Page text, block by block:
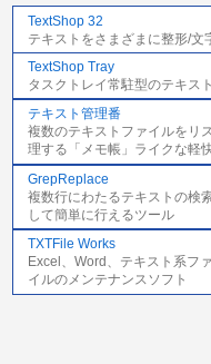
TextShop 32
テキストをさまざまに整形/文
TextShop Tray
タスクトレイ常駐型のテキス
テキスト管理番
複数のテキストファイルをリ
理する「メモ帳」ライクな軽
GrepReplace
複数行にわたるテキストの検
して簡単に行えるツール
TXTFile Works
Excel、Word、テキスト系フ
イルのメンテナンスソフト